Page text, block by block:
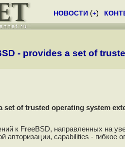
НОВОСТИ (+)
- provides a set of
set of trusted operating system
к FreeBSD, направленных на
авторизации, capabilities - гибкое